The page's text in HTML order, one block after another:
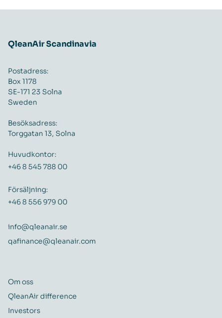
QleanAir Scandinavia
Postadress:
Box 1178
SE-171 23 Solna
Sweden
Besöksadress:
Torggatan 13, Solna
Huvudkontor:
+46 8 545 788 00
Försäljning:
+46 8 556 979 00
info@qleanair.se
qafinance@qleanair.com
Om oss
QleanAir difference
Investors